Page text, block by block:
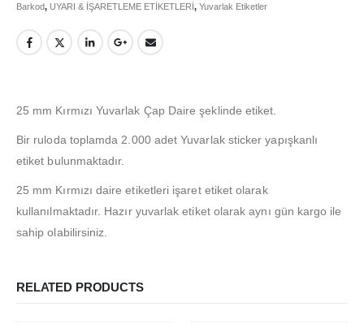
Barkod, UYARI & İŞARETLEME ETİKETLERİ , Yuvarlak Etiketler
25 mm Kırmızı Yuvarlak Çap Daire şeklinde etiket.
Bir ruloda toplamda 2.000 adet Yuvarlak sticker yapışkanlı
etiket bulunmaktadır.
25 mm Kırmızı daire etiketleri işaret etiket olarak
kullanılmaktadır. Hazır yuvarlak etiket olarak aynı gün kargo ile
sahip olabilirsiniz.
RELATED PRODUCTS
Login
İletişim
İade ve Geri Ödeme Politikası
HAKKIMIZDA
Hakkımızda